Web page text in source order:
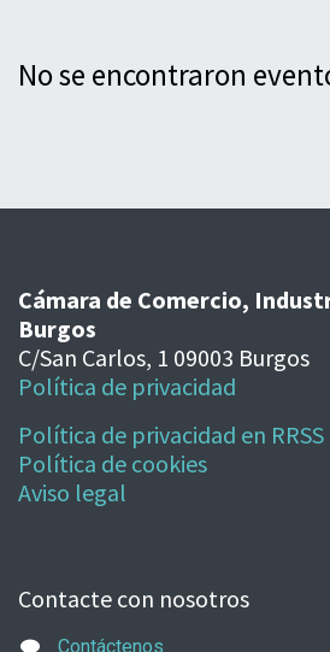
No se encontraron
Cámara de Comercio,
Burgos
C/San Carlos, 1 09003 Burgos
Política de privacidad
Política de privacidad en RRSS
Política de cookies
Aviso legal
Contacte con nosotros
Contáctenos